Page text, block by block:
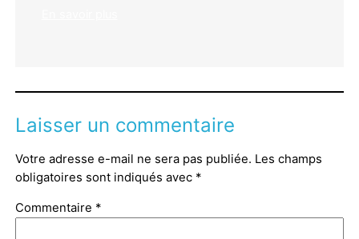
Laisser un commentaire
Votre adresse e-mail ne sera pas publiée. Les champs
obligatoires sont indiqués avec *
Commentaire *